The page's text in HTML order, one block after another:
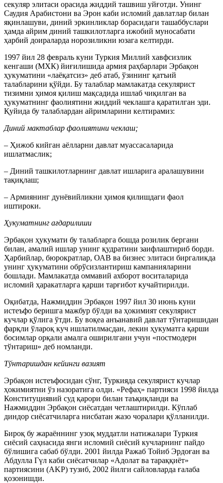
секуляр элитаси орасида жиддий ташвиш уйғотди. Унинг
Саудия Арабистони ва Эрон каби исломий давлатлар билан
яқинлашуви, диний эркинликлар борасидаги ташаббуслари
ҳамда айрим диний ташкилотларга ижобий муносабати
ҳарбий доираларда норозиликни юзага келтирди.
1997 йил 28 февраль куни Туркия Миллий хавфсизлик
кенгаши (МХК) йиғилишида армия раҳбарлари Эрбақон
ҳукуматини «лаёқатсиз» деб атаб, ўзининг қатъий
талабларини қўйди. Бу талаблар мамлакатда секулярист
тизимни ҳимоя қилиш мақсадида ишлаб чиқилган ва
ҳукуматнинг фаолиятини жиддий чеклашга қаратилган эди.
Қуйида бу талаблардан айримларини келтирамиз:
Диний мактаблар фаолиятини чеклаш;
– Ҳижоб кийган аёлларни давлат муассасаларида
ишлатмаслик;
– Диний ташкилотларнинг давлат ишларига аралашувини
тақиқлаш;
– Армиянинг дунёвийликни ҳимоя қилишдаги фаол
иштироки.
Ҳукуматнинг ағдарилиши
Эрбақон ҳукумати бу талабларга бошда розилик бергани
билан, амалий ишлар унинг қудратини заифлаштириб борди.
Ҳарбийлар, бюрократлар, ОАВ ва бизнес элитаси биргаликда
унинг ҳукуматини обрўсизлантириш кампанияларини
бошлади. Мамлакатда оммавий ахборот воситаларида
исломий ҳаракатларга қарши тарғибот кучайтирилди.
Оқибатда, Нажмиддин Эрбақон 1997 йил 30 июнь куни
истеъфо беришга мажбур бўлди ва ҳокимият секулярист
кучлар қўлига ўтди. Бу воқеа анъанавий давлат тўнтаришидан
фарқли ўлароқ куч ишлатилмасдан, лекин ҳукуматга қарши
босимлар орқали амалга оширилгани учун «постмодерн
тўнтариш» деб номланди.
Тўнтаришдан кейинги вазият
Эрбақон истеъфосидан сўнг, Туркияда секулярист кучлар
ҳокимиятни ўз назоратига олди. «Рефаҳ» партияси 1998 йилда
Конституциявий суд қарори билан таъқиқланди ва
Нажмиддин Эрбақон сиёсатдан четлаштирилди. Кўплаб
диндор сиёсатчиларга нисбатан жазо чоралари қўлланилди.
Бироқ бу жараённинг узоқ муддатли натижалари Туркия
сиёсий саҳнасида янги исломий сиёсий кучларнинг пайдо
бўлишига сабаб бўлди. 2001 йилда Ражаб Тойиб Эрдоған ва
Абдулла Гүл каби сиёсатчилар «Адолат ва тараққиёт»
партиясини (AKP) тузиб, 2002 йилги сайловларда ғалаба
қозонишди.